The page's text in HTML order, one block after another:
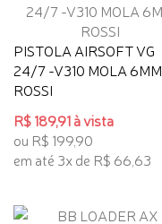
PISTOLA AIRSOFT VG
24/7 -V310 MOLA 6MM
ROSSI
R$ 189,91 à vista
ou R$ 199,90
em até 3x de R$ 66,63